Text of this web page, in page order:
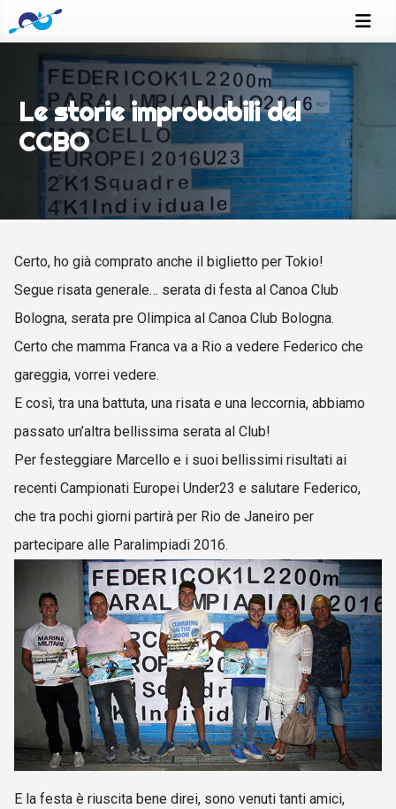
Le storie improbabili del
CCBO
Certo, ho già comprato anche il biglietto per Tokio!
Segue risata generale… serata di festa al Canoa Club
Bologna, serata pre Olimpica al Canoa Club Bologna.
Certo che mamma Franca va a Rio a vedere Federico che
gareggia, vorrei vedere.
E così, tra una battuta, una risata e una leccornia, abbiamo
passato un’altra bellissima serata al Club!
Per festeggiare Marcello e i suoi bellissimi risultati ai
recenti Campionati Europei Under23 e salutare Federico,
che tra pochi giorni partirà per Rio de Janeiro per
partecipare alle Paralimpiadi 2016.
E la festa è riuscita bene direi, sono venuti tanti amici,